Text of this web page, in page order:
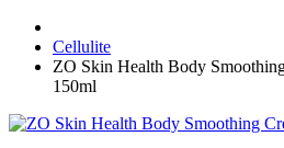
Cellulite
ZO Skin Health Body
150ml